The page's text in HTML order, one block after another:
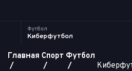
Футбол
Киберфутбол
Главная Спорт Футбол